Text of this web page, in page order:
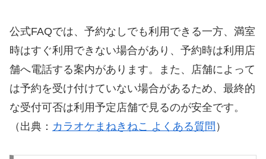
公式FAQでは、予約なしでも利用できる一方、満室
時はすぐ利用できない場合があり、予約時は利用店
舗へ電話する案内があります。また、店舗によって
は予約を受け付けていない場合があるため、最終的
な受付可否は利用予定店舗で見るのが安全です。
（出典： カラオケまねきねこ よくある質問 ）